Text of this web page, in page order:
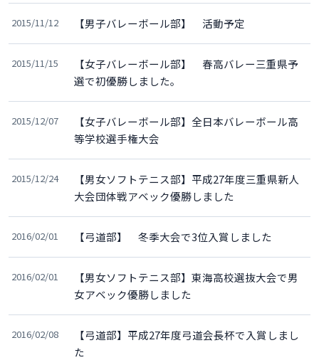
2015/11/12 【男子バレーボール部】 活動予定
2015/11/15
【女子バレーボール部】 春高バレー三重県予
選で初優勝しました。
2015/12/07
【女子バレーボール部】全日本バレーボール高
等学校選手権大会
2015/12/24
【男女ソフトテニス部】平成27年度三重県新人
大会団体戦アベック優勝しました
2016/02/01 【弓道部】 冬季大会で3位入賞しました
2016/02/01
【男女ソフトテニス部】東海高校選抜大会で男
女アベック優勝しました
2016/02/08
【弓道部】平成27年度弓道会長杯で入賞しまし
た